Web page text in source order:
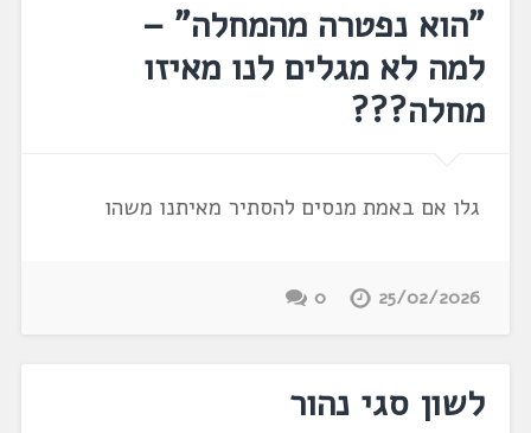
"הוא נפטרה מהמחלה" –
למה לא מגלים לנו מאיזו
מחלה???
גלו אם באמת מנסים להסתיר מאיתנו משהו
25/02/2026
0
לשון סגי נהור